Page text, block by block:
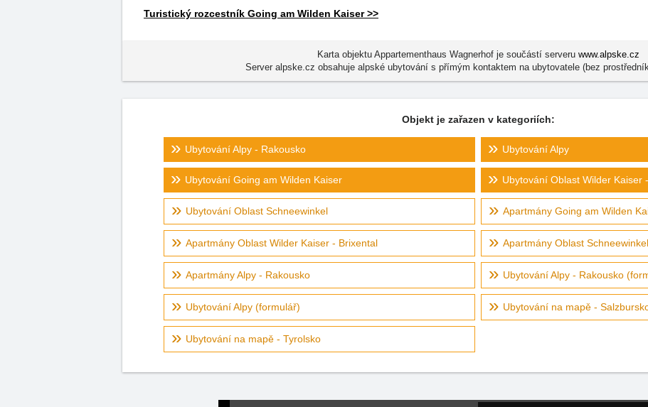
Turistický rozcestník Going am Wilden Kaiser >>
Karta objektu Appartementhaus Wagnerhof je součástí serveru www.alpske.cz
Server alpske.cz obsahuje alpské ubytování s přímým kontaktem na ubytovatele (bez
Objekt je zařazen v kategoriích:
Ubytování Alpy - Rakousko Ubytování Alpy
Ubytování Going am Wilden Kaiser Ubytování Oblast Wilder Kaiser
Ubytování Oblast Schneewinkel Apartmány Going am Wilden
Apartmány Oblast Wilder Kaiser - Brixental Apartmány Oblast Schneewinkel
Apartmány Alpy - Rakousko Ubytování Alpy - Rakousko
Ubytování Alpy (formulář) Ubytování na mapě -
Ubytování na mapě - Tyrolsko